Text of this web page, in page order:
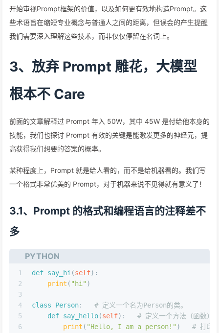
开始审视Prompt框架的价值，以及如何更有效地构造Prompt。这
些术语旨在缩短专业概念与普通人之间的距离，但误会的产生提醒
我们需要深入理解这些技术，而非仅仅停留在名词上。
3、放弃 Prompt 雕花，大模型
根本不 Care
前面的文章解释过 Prompt 年入 50W，其中 45W 是付给他本身的
技能，我们也探讨 Prompt 有效的关键是能激发更多的神经元，提
高获得我们想要的答案的概率。
某种程度上，Prompt 就是给人看的，而不是给机器看的。我们写
一个格式非常优美的 Prompt，对于机器来说不见得就有意义了！
3.1、Prompt 的格式和编程语言的注释差不
多
PYTHON
1
2
3
4
5
6
def say_hi(self):
print ( "hi" )
class Person: # 定义一个名为Person的类。
def say_hello(self): # 定义一个方法（函数
print ( "Hello, I am a person!" ) # 打印